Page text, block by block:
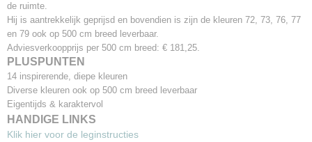
Lichtechtheid
<5
Brandklasse
Cfl-s1
Warmteweerstand
0,135 M² K/W
de ruimte.
Hij is aantrekkelijk geprijsd en bovendien is zijn de kleuren 72, 73, 76, 77
en 79 ook op 500 cm breed leverbaar.
Adviesverkoopprijs per 500 cm breed: € 181,25.
PLUSPUNTEN
14 inspirerende, diepe kleuren
Diverse kleuren ook op 500 cm breed leverbaar
Eigentijds & karaktervol
HANDIGE LINKS
Klik hier voor de leginstructies